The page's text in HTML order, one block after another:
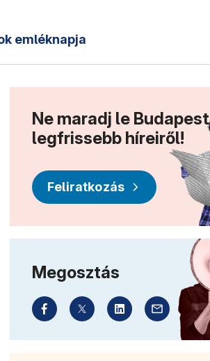
emléknapja
Ne maradj le Budapest
legfrissebb híreiről!
Feliratkozás
Megosztás